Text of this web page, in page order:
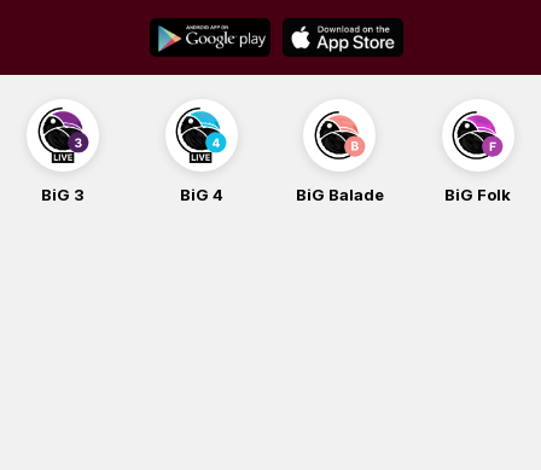
content
BiG 3 BiG 4 BiG Balade BiG Folk